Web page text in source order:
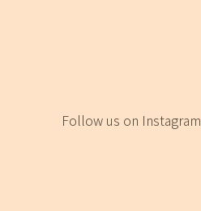
Follow us on Instagram